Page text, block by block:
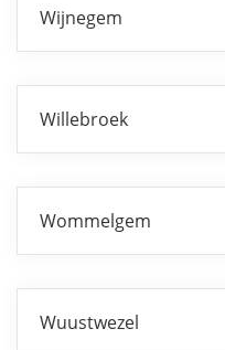
Wijnegem
Willebroek
Wommelgem
Wuustwezel